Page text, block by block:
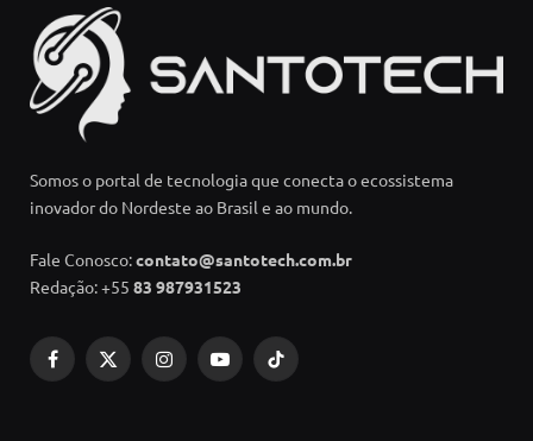
Somos o portal de tecnologia que conecta o ecossistema
inovador do Nordeste ao Brasil e ao mundo.
Fale Conosco:contato@santotech.com.br
Redação: +55 83 987931523
Facebook
X
InstagramYouTubeTikTok